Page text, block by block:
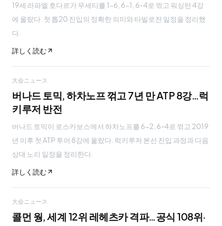
19세 라파엘 호다르가 무세티를 1-6, 6-1, 6-4로 꺾고 워싱턴 4강
에 올랐다. 첫 톱20 진입의 정확한 의미와 타빌로전 일정을 정리했
다.
詳しく読む
大会ニュース
버나드 토믹, 하차노프 꺾고 7년 만 ATP 8강…럭
키루저 반전
버나드 토믹이 로스카보스에서 하차노프를 6-2, 6-4로 꺾고 2019
년 이후 첫 ATP 투어 8강에 올랐다. 럭키루저 본선 진입 과정과 다음
상대 노리 일정을 정리한다.
詳しく読む
大会ニュース
콜먼 웡, 세계 12위 레헤츠카 격파…공식 108위·